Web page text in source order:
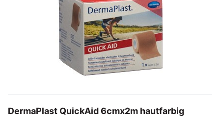
DermaPlast QuickAid 6cmx2m hautfarbig